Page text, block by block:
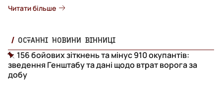
Читати більше
ОСТАННІ НОВИНИ ВІННИЦІ
156 бойових зіткнень та мінус 910 окупантів:
зведення Генштабу та дані щодо втрат ворога за
добу